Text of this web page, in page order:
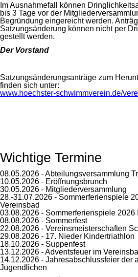
Im Ausnahmefall können
bis 3 Tage vor der
Begründung eingereicht werden.
Satzungsänderung können nicht per
gestellt werden.
Der Vorstand
Satzungsänderungsanträge zum
finden sich unter:
www.hoechster-schwimmverein.de/
Wichtige Termine
08.05.2026 - Abteilungsversammlung
10.05.2026 - Eröffnungsbrunch
30.05.2026 - Mitgliederversammlung
28.-31.07.2026 - Sommerferienspiele
Vereinsbad
03.08.2026 - Sommerferienspiele 2026
08.08.2026 - Sommerfest
22.08.2026 - Vereinsmeisterschaften
29.08.2026 - 17. Nieder Kindertriathlon
18.10.2026 - Suppenfest
13.12.2026 - Adventsfeuer im
14.12.2026 - Jahresabschlussfeier der
Jugendlichen